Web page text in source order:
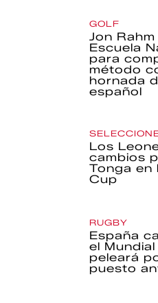
GOLF
Jon
Escuela
para
método
hornada
español
Los
cambios
Tonga en
Cup
RUGBY
España
el
peleará
puesto